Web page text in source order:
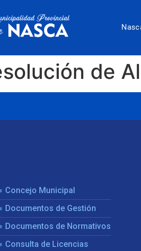
de
Concejo Municipal
Documentos de Gestión
Documentos de Normativos
Consulta de Licencias